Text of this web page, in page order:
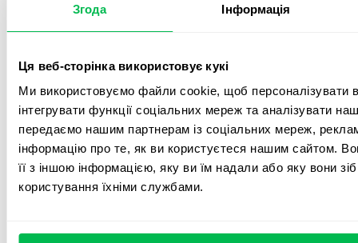
Згода Інформація
Ця веб-сторінка використовує кукі
Ми використовуємо файли cookie, щоб персоналізувати
інтегрувати функції соціальних мереж та аналізувати
передаємо нашим партнерам із соціальних мереж,
інформацію про те, як ви користуєтеся нашим сайтом.
її з іншою інформацією, яку ви їм надали або яку вони
користування їхніми службами.
Створюйте та керуйте робочими процесами будь-якої
складності, щоб планувати та виконувати найскладніші
Інтеграції
Інтегруйте Google, Microsoft і популярні соціальні мережі та
месенджери для зручної комунікації, планування зустрічей у
календарі та швидкого входу в систему.
Система відстеження кандидатів